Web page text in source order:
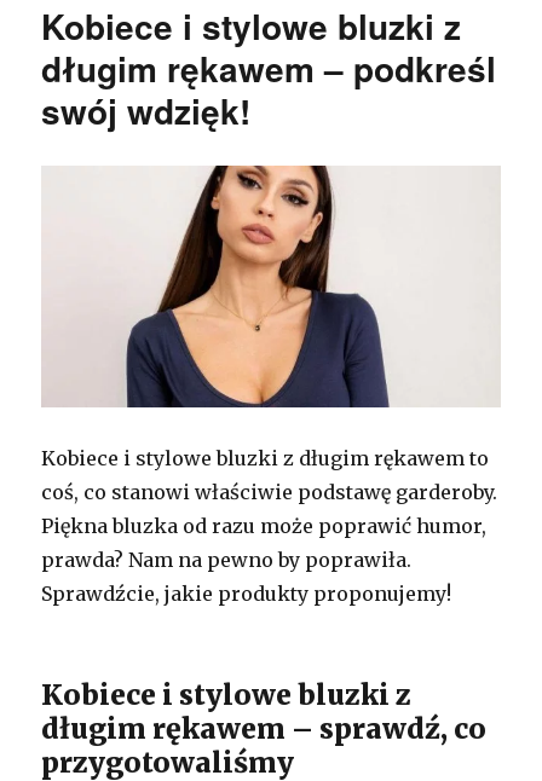
Kobiece i stylowe bluzki z
długim rękawem – podkreśl
swój wdzięk!
Kobiece i stylowe bluzki z długim rękawem to
coś, co stanowi właściwie podstawę garderoby.
Piękna bluzka od razu może poprawić humor,
prawda? Nam na pewno by poprawiła.
Sprawdźcie, jakie produkty proponujemy!
Kobiece i stylowe bluzki z
długim rękawem – sprawdź, co
przygotowaliśmy